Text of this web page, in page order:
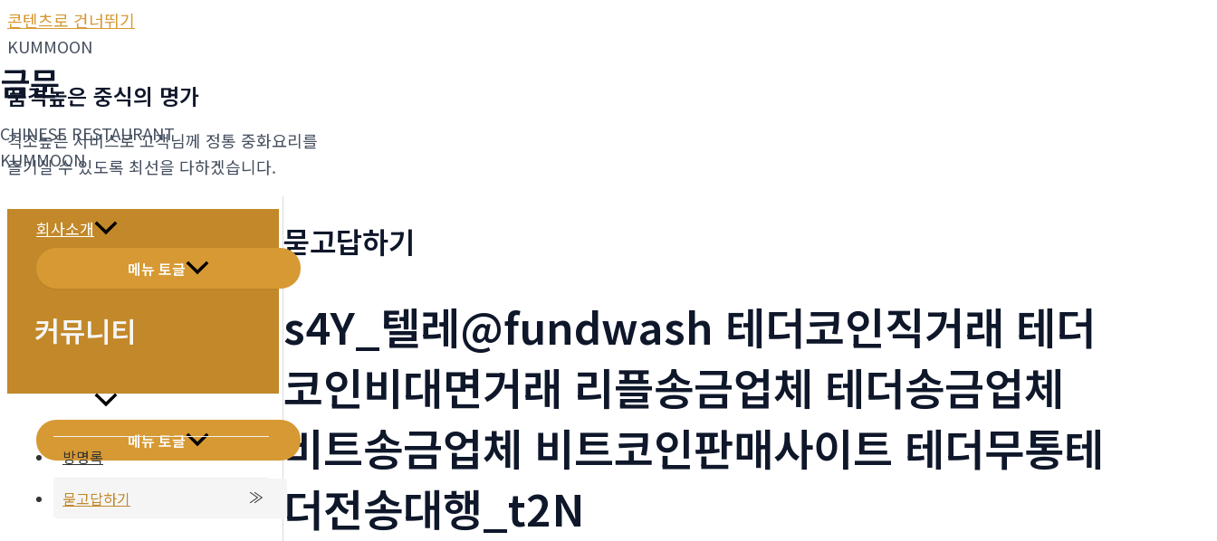
콘텐츠로 건너뛰기
금문
CHINESE RESTAURANT
KUMMOON
회사소개
메뉴 토글
메뉴소개
메뉴 토글
KUMMOON
품격높은 중식의 명가
격조높은 서비스로 고객님께 정통 중화요리를
즐기실 수 있도록 최선을 다하겠습니다.
커뮤니티
방명록
묻고답하기
묻고답하기
s4Y_텔레@fundwash 테더코인직거래 테더
코인비대면거래 리플송금업체 테더송금업체
비트송금업체 비트코인판매사이트 테더무통테
더전송대행_t2N